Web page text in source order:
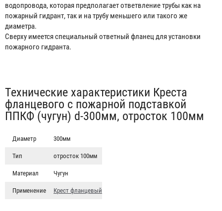
водопровода, которая предполагает ответвление трубы как на
пожарный гидрант, так и на трубу меньшего или такого же
диаметра.
Сверху имеется специальный ответный фланец для установки
пожарного гидранта.
Табы
Технические характеристики Креста
фланцевого с пожарной подставкой
ППКФ (чугун) d-300мм, отросток 100мм
Диаметр 300мм
Тип отросток 100мм
Материал Чугун
Применение Крест фланцевый
Крест фланцевый с пожарной подставкой ППКФ (сталь)
d-300мм, отросток 200мм